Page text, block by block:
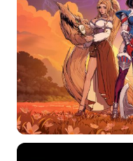
选择图片
标题